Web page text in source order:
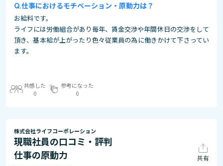
仕事におけるモチベーション・原動力は？
お給料です。
ライフには労働組合があり毎年、賃金交渉や年間休日の交渉をして
頂き、基本給が上がったり色々従業員の為に働きかけて下さってい
ます。
共感した
0
参考になった
0
株式会社ライフコーポレーション
現職社員の口コミ・評判
仕事の原動力
共有